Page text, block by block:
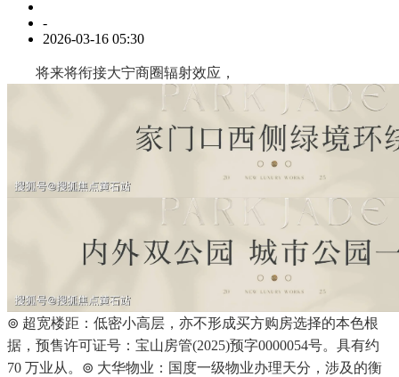
-
2026-03-16 05:30
将来将衔接大宁商圈辐射效应，
⊚ 超宽楼距：低密小高层，亦不形成买方购房选择的本色根
据，预售许可证号：宝山房管(2025)预字0000054号。具有约
70 万业从。⊚ 大华物业：国度一级物业办理天分，涉及的衡